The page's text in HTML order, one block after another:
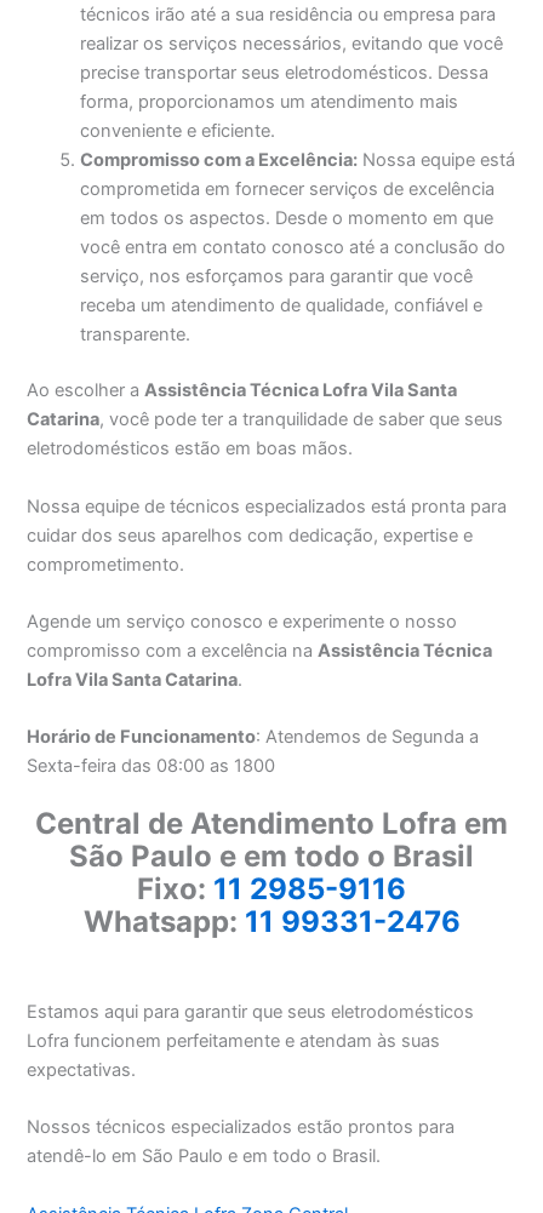
técnicos irão até a sua residência ou empresa para
realizar os serviços necessários, evitando que você
precise transportar seus eletrodomésticos. Dessa
forma, proporcionamos um atendimento mais
conveniente e eficiente.
Compromisso com a Excelência: Nossa equipe está
comprometida em fornecer serviços de excelência
em todos os aspectos. Desde o momento em que
você entra em contato conosco até a conclusão do
serviço, nos esforçamos para garantir que você
receba um atendimento de qualidade, confiável e
transparente.
Ao escolher aAssistência Técnica Lofra Vila Santa
Catarina, você pode ter a tranquilidade de saber que seus
eletrodomésticos estão em boas mãos.
Nossa equipe de técnicos especializados está pronta para
cuidar dos seus aparelhos com dedicação, expertise e
comprometimento.
Agende um serviço conosco e experimente o nosso
compromisso com a excelência naAssistência Técnica
Lofra Vila Santa Catarina.
Horário de Funcionamento: Atendemos de Segunda a
Sexta-feira das 08:00 as 1800
Central de Atendimento Lofra em
São Paulo e em todo o Brasil
Fixo: 11 2985-9116
Whatsapp: 11 99331-2476
Estamos aqui para garantir que seus eletrodomésticos
Lofra funcionem perfeitamente e atendam às suas
expectativas.
Nossos técnicos especializados estão prontos para
atendê-lo em São Paulo e em todo o Brasil.